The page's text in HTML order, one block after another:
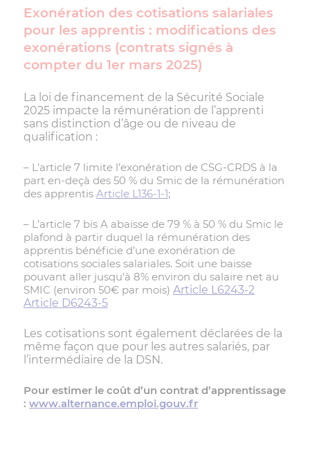
Exonération des cotisations salariales
pour les apprentis : modifications des
exonérations (contrats signés à
compter du 1er mars 2025)
La loi de financement de la Sécurité Sociale
2025 impacte la rémunération de l’apprenti
sans distinction d’âge ou de niveau de
qualification :
– L’article 7 limite l’exonération de CSG-CRDS à la
part en-deçà des 50 % du Smic de la rémunération
des apprentis Article L136-1-1;
– L’article 7 bis A abaisse de 79 % à 50 % du Smic le
plafond à partir duquel la rémunération des
apprentis bénéficie d’une exonération de
cotisations sociales salariales. Soit une baisse
pouvant aller jusqu’à 8% environ du salaire net au
SMIC (environ 50€ par mois) Article L6243-2
Article D6243-5
Les cotisations sont également déclarées de la
même façon que pour les autres salariés, par
l’intermédiaire de la DSN.
Pour estimer le coût d’un contrat d’apprentissage
: www.alternance.emploi.gouv.fr